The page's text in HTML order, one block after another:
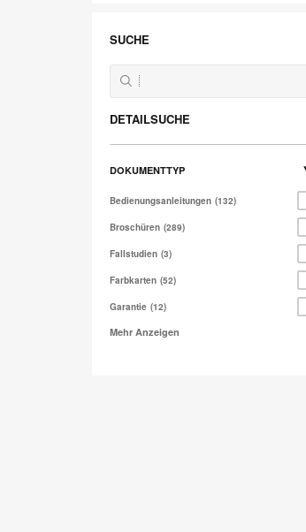
SUCHE
DETAILSUCHE
DOKUMENTTYP
Bedienungsanleitungen 132
Broschüren 289
Fallstudien 3
Farbkarten 52
Garantie 12
Mehr Anzeigen